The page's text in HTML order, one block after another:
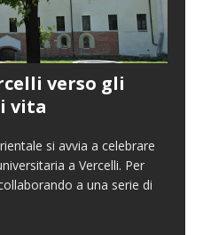
verso gli
vita
si avvia a celebrare
a Vercelli. Per
a una serie di